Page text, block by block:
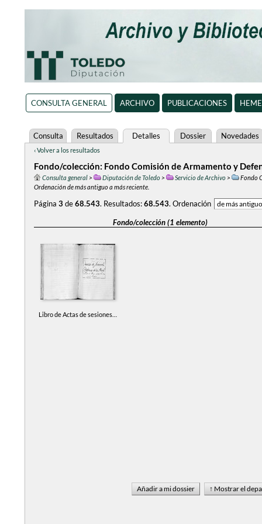
CONSULTA GENERAL ARCHIVO PUBLICACIONES
Consulta Resultados Detalles Dossier Novedades
‹ Volver a los resultados
Fondo/colección: Fondo Comisión de Armamento y
Consulta general> Diputación de Toledo> Servicio de Archivo>
Fondo
Ordenación de más antiguo a más reciente.
Página 3 de68.543. Resultados:68.543. Ordenación
Fondo/colección (1 elemento)